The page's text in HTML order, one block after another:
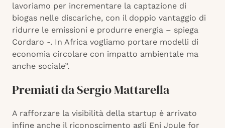
lavoriamo per incrementare la captazione di
biogas nelle discariche, con il doppio vantaggio di
ridurre le emissioni e produrre energia – spiega
Cordaro -. In Africa vogliamo portare modelli di
economia circolare con impatto ambientale ma
anche sociale”.
Premiati da Sergio Mattarella
A rafforzare la visibilità della startup è arrivato
infine anche il riconoscimento agli Eni Joule for